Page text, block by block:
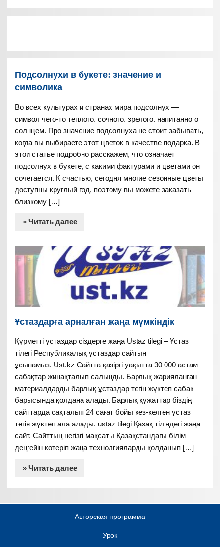
Подсолнухи в букете: значение и
символика
Во всех культурах и странах мира подсолнух —
символ чего-то теплого, сочного, зрелого, напитанного
солнцем. Про значение подсолнуха не стоит забывать,
когда вы выбираете этот цветок в качестве подарка. В
этой статье подробно расскажем, что означает
подсолнух в букете, с какими фактурами и цветами он
сочетается. К счастью, сегодня многие сезонные цветы
доступны круглый год, поэтому вы можете заказать
близкому […]
» Читать далее
Ұстаздарға арналған жаңа мүмкіндік
Құрметті ұстаздар сіздерге жаңа Ustaz tilegi – Ұстаз
тілегі Республикалық ұстаздар сайтын
ұсынамыз. Ust.kz Сайтта қазіргі уақытта 30 000 астам
сабақтар жинақталып салынды. Барлық жарияланған
материалдарды барлық ұстаздар тегін жүктеп сабақ
барысында қолдана алады. Барлық құжаттар біздің
сайттарда сақталып 24 сағат бойы кез-келген ұстаз
тегін жүктеп ала алады. ustaz tilegi Қазақ тіліндегі жаңа
сайт. Сайттың негізгі мақсаты Қазақстандағы білім
деңгейін көтеріп жаңа технолгияларды қолданып […]
» Читать далее
Авторская программа
Урок